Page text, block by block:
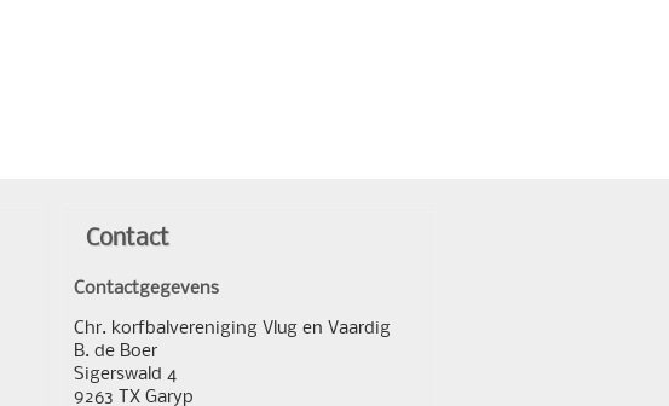
Contact
Contactgegevens
Chr. korfbalvereniging Vlug en Vaardig
B. de Boer
Sigerswald 4
9263 TX Garyp